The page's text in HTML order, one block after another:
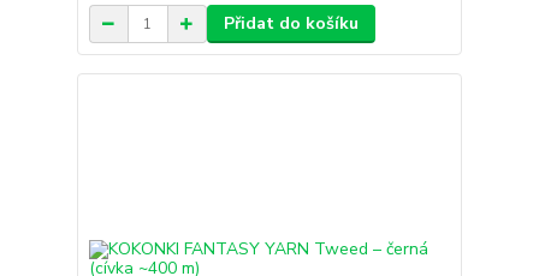
Přidat do košíku